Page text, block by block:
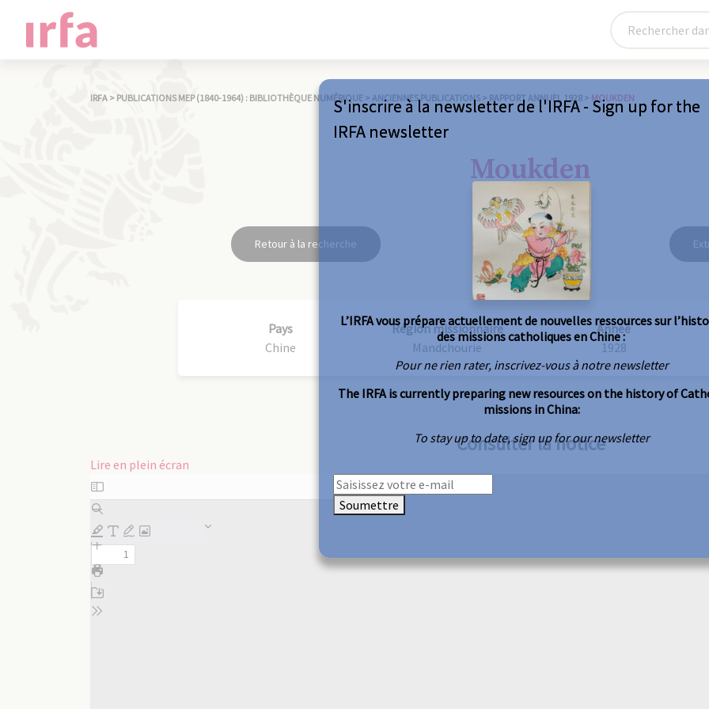
IRFA > PUBLICATIONS MEP (1840-1964) : BIBLIOTHÈQUE NUMÉRIQUE > ANCIENNES PUBLICATIONS > RAPPORT ANNUEL 1928 > MOUKDEN
Moukden
Retour à la recherche
Pays
Chine
Région missionnaire
Mandchourie
Année
1928
Consulter la notice
Lire en plein écran
Aller
au
contenu
PDF
S'inscrire à la newsletter de l'IRFA - Sign up for the
IRFA newsletter
L’IRFA vous prépare actuellement de nouvelles ressources sur
des missions catholiques en Chine :
Pour ne rien rater, inscrivez-vous à notre newsletter
The IRFA is currently preparing new resources on the history of
missions in China:
To stay up to date, sign up for our newsletter
Soumettre